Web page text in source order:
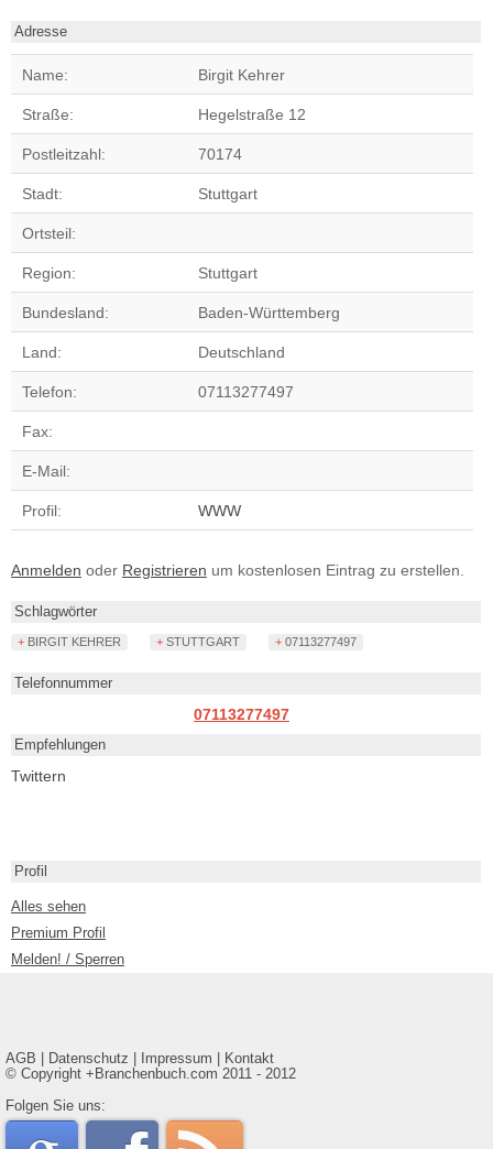
Adresse
Name: Birgit Kehrer
Straße: Hegelstraße 12
Postleitzahl: 70174
Stadt: Stuttgart
Ortsteil:
Region: Stuttgart
Bundesland: Baden-Württemberg
Land: Deutschland
Telefon: 07113277497
Fax:
E-Mail:
Profil: WWW
Anmelden oder Registrieren um kostenlosen Eintrag zu erstellen.
Schlagwörter
+ BIRGIT KEHRER + STUTTGART + 07113277497
Telefonnummer
07113277497
Empfehlungen
Twittern
Profil
Alles sehen
Premium Profil
Melden! / Sperren
AGB Datenschutz Impressum
Kontakt
© Copyright +Branchenbuch.com 2011 - 2012
Folgen Sie uns: